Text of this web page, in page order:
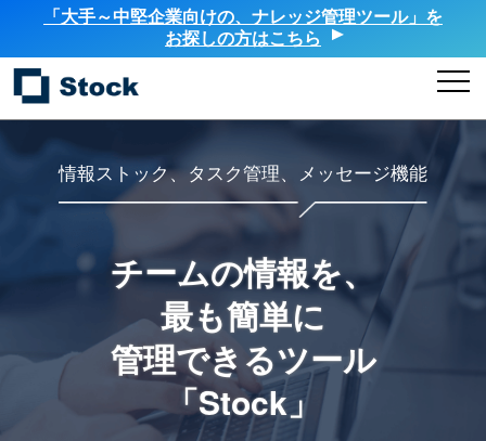
「大手～中堅企業向けの、ナレッジ管理ツール」を
お探しの方はこちら
情報ストック、タスク管理、メッセージ機能
チームの情報を、
最も簡単に
管理できるツール
「Stock」